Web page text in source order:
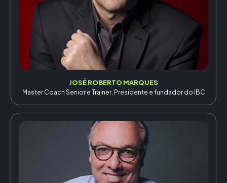
JOSÉ ROBERTO MARQUES
Master Coach Senior e Trainer, Presidente e fundador do IBC